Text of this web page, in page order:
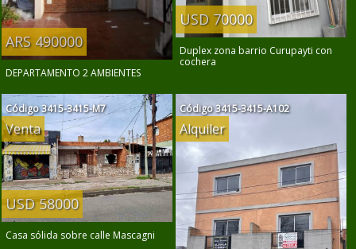
ARS 490000
DEPARTAMENTO 2 AMBIENTES
USD 70000
Duplex zona barrio Curupayti con
cochera
Código3415-3415-M7
Venta
USD 58000
Casa sólida sobre calle Mascagni
Código3415-3415-A102
Alquiler